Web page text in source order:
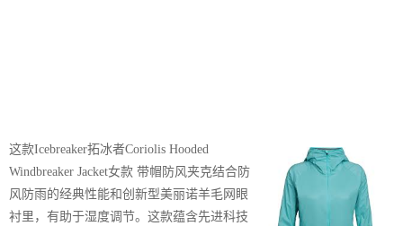
这款Icebreaker拓冰者Coriolis Hooded
Windbreaker Jacket女款 带帽防风夹克结合防
风防雨的经典性能和创新型美丽诺羊毛网眼
衬里，有助于湿度调节。这款蕴含先进科技